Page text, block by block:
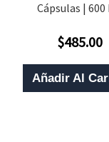
Cápsulas | 600
Valorado
0
De
5
$485.00
Añadir Al